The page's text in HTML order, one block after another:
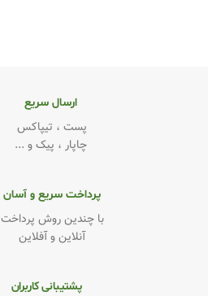
ارسال سریع
پست ، تیپاکس
چاپار ، پیک و ...
پرداخت سریع و آسان
با چندین روش پرداخت
آنلاین و آفلاین
پشتیبانی کاربران